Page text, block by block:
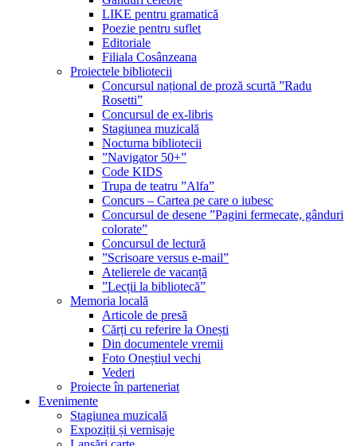
LIKE pentru gramatică
Poezie pentru suflet
Editoriale
Filiala Cosânzeana
Proiectele bibliotecii
Concursul național de proză scurtă ”Radu
Rosetti”
Concursul de ex-libris
Stagiunea muzicală
Nocturna bibliotecii
”Navigator 50+”
Code KIDS
Trupa de teatru ”Alfa”
Concurs – Cartea pe care o iubesc
Concursul de desene ”Pagini fermecate, gânduri
colorate”
Concursul de lectură
”Scrisoare versus e-mail”
Atelierele de vacanță
”Lecții la bibliotecă”
Memoria locală
Articole de presă
Cărți cu referire la Onești
Din documentele vremii
Foto Oneștiul vechi
Vederi
Proiecte în parteneriat
Evenimente
Stagiunea muzicală
Expoziții și vernisaje